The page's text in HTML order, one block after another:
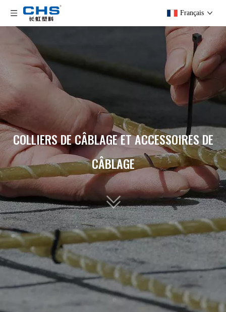
Français
COLLIERS DE CÂBLAGE ET ACCESSOIRES DE
CÂBLAGE